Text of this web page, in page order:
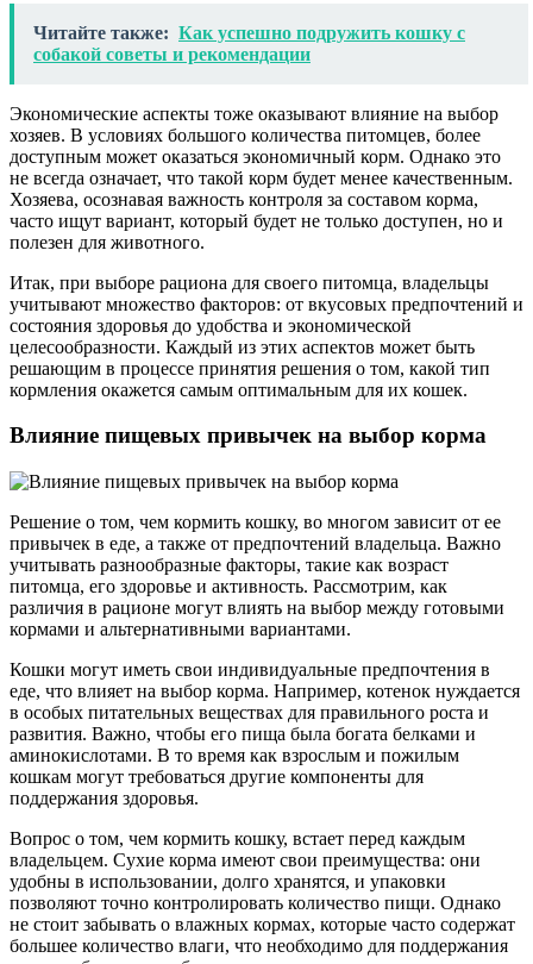
Читайте также: Как успешно подружить кошку с
собакой советы и рекомендации
Экономические аспекты тоже оказывают влияние на выбор
хозяев. В условиях большого количества питомцев, более
доступным может оказаться экономичный корм. Однако это
не всегда означает, что такой корм будет менее качественным.
Хозяева, осознавая важность контроля за составом корма,
часто ищут вариант, который будет не только доступен, но и
полезен для животного.
Итак, при выборе рациона для своего питомца, владельцы
учитывают множество факторов: от вкусовых предпочтений и
состояния здоровья до удобства и экономической
целесообразности. Каждый из этих аспектов может быть
решающим в процессе принятия решения о том, какой тип
кормления окажется самым оптимальным для их кошек.
Влияние пищевых привычек на выбор корма
Решение о том, чем кормить кошку, во многом зависит от ее
привычек в еде, а также от предпочтений владельца. Важно
учитывать разнообразные факторы, такие как возраст
питомца, его здоровье и активность. Рассмотрим, как
различия в рационе могут влиять на выбор между готовыми
кормами и альтернативными вариантами.
Кошки могут иметь свои индивидуальные предпочтения в
еде, что влияет на выбор корма. Например, котенок нуждается
в особых питательных веществах для правильного роста и
развития. Важно, чтобы его пища была богата белками и
аминокислотами. В то время как взрослым и пожилым
кошкам могут требоваться другие компоненты для
поддержания здоровья.
Вопрос о том, чем кормить кошку, встает перед каждым
владельцем. Сухие корма имеют свои преимущества: они
удобны в использовании, долго хранятся, и упаковки
позволяют точно контролировать количество пищи. Однако
не стоит забывать о влажных кормах, которые часто содержат
большее количество влаги, что необходимо для поддержания